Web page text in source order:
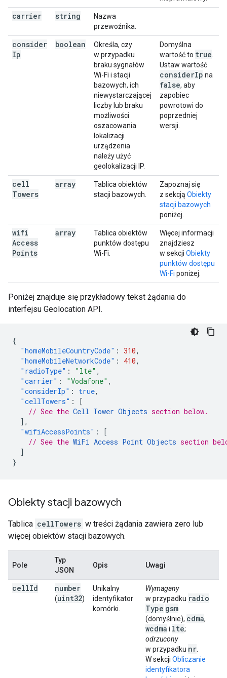
carrier string
Nazwa
przewoźnika.
consider
Ip
boolean
Określa, czy
w przypadku
braku sygnałów
Wi-Fi i stacji
bazowych, ich
niewystarczającej
liczby lub braku
możliwości
oszacowania
lokalizacji
urządzenia
należy użyć
geolokalizacji IP.
Domyślna
wartość to true
Ustaw wartość
considerIp na
false, aby
zapobiec
powrotowi do
poprzedniej
wersji.
cell
Towers
array
Tablica obiektów
stacji bazowych.
Zapoznaj się
z sekcją Obiekty
stacji bazowych
poniżej.
wifi
Access
Points
array
Tablica obiektów
punktów dostępu
Wi-Fi.
Więcej informacji
znajdziesz
w sekcji Obiekty
punktów dostępu
Wi-Fi poniżej.
Poniżej znajduje się przykładowy tekst żądania do
interfejsu Geolocation API.
{
"homeMobileCountryCode" : 310,
"homeMobileNetworkCode" : 410,
"radioType" : "lte" ,
"carrier" : "Vodafone" ,
"considerIp" : true,
"cellTowers" :
[
// See the Cell Tower Objects section below.
],
"wifiAccessPoints" :
[
// See the WiFi Access Point Objects section
]
}
Obiekty stacji bazowych
Tablica cellTowers w treści żądania zawiera zero lub
więcej obiektów stacji bazowych.
Pole
Typ
JSON
Opis Uwagi
cellId number
(uint32)
Unikalny
identyfikator
komórki.
Wymagany
w przypadku radio
Type gsm
(domyślnie), cdma,
wcdma i lte;
odrzucony
w przypadku nr
W sekcji Obliczanie
identyfikatora